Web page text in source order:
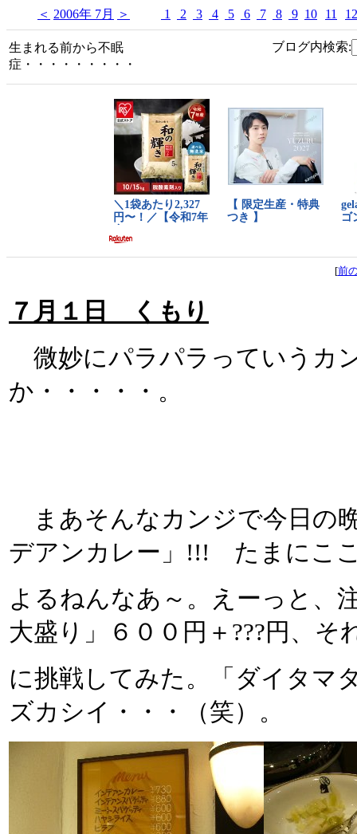
＜ 2006年 7月 ＞ 1 2 3 4 5 6 7 8 9 10 11 12
生まれる前から不眠
症・・・・・・・・・
ブログ内検索:
[前
７月１日 くもり
微妙にパラパラっていうカ
か・・・・・。
まあそんなカンジで今日の
デアンカレー」!!! たまにこ
よるねんなあ～。えーっと
大盛り」６００円＋???円、
に挑戦してみた。「ダイタ
ズカシイ・・・（笑）。